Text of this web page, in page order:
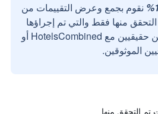
نقوم بجمع وعرض التقييمات من
منها فقط والتي تم إجراؤها
بواسطة مستخدمين حقيقيين مع HotelsCombined أو
الموثوقين.